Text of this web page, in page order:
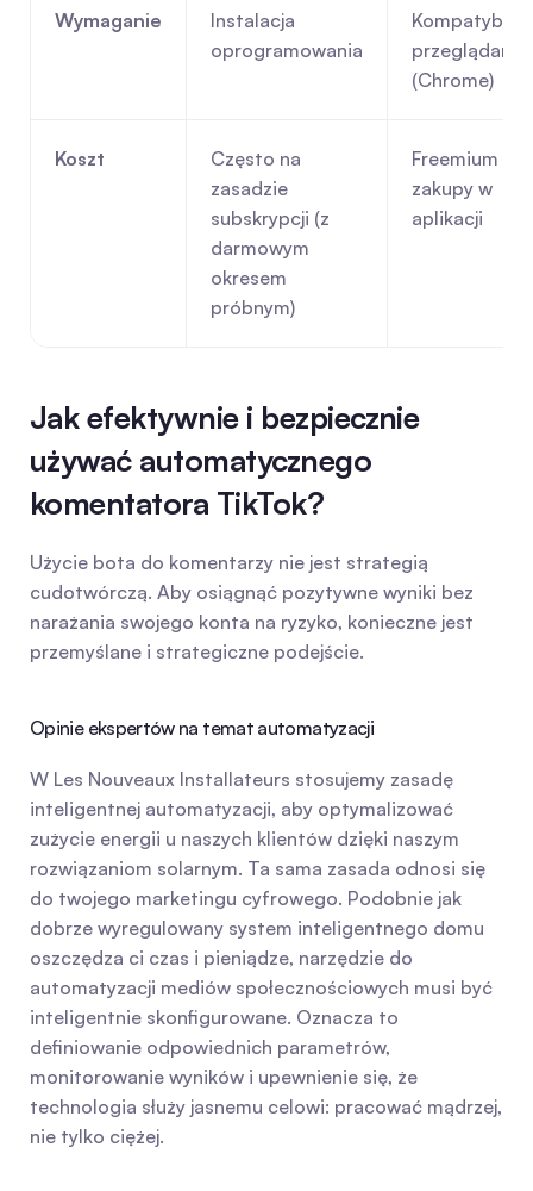
Wymaganie
Instalacja
oprogramowania
Kompatybilna
przeglądarka
(Chrome)
Koszt
Często na
zasadzie
subskrypcji (z
darmowym
okresem
próbnym)
Freemium lub
zakupy w
aplikacji
Jak efektywnie i bezpiecznie
używać automatycznego
komentatora TikTok?
Użycie bota do komentarzy nie jest strategią
cudotwórczą. Aby osiągnąć pozytywne wyniki bez
narażania swojego konta na ryzyko, konieczne jest
przemyślane i strategiczne podejście.
Opinie ekspertów na temat automatyzacji
W Les Nouveaux Installateurs stosujemy zasadę
inteligentnej automatyzacji, aby optymalizować
zużycie energii u naszych klientów dzięki naszym
rozwiązaniom solarnym. Ta sama zasada odnosi się
do twojego marketingu cyfrowego. Podobnie jak
dobrze wyregulowany system inteligentnego domu
oszczędza ci czas i pieniądze, narzędzie do
automatyzacji mediów społecznościowych musi być
inteligentnie skonfigurowane. Oznacza to
definiowanie odpowiednich parametrów,
monitorowanie wyników i upewnienie się, że
technologia służy jasnemu celowi: pracować mądrzej,
nie tylko ciężej.